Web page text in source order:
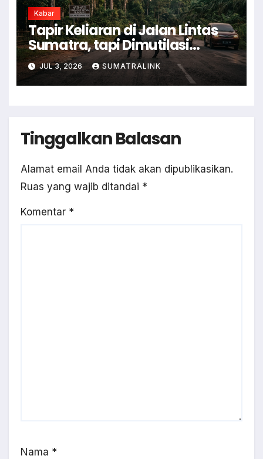
Kabar
Tapir Keliaran di Jalan Lintas
Sumatra, tapi Dimutilasi
Warga
JUL 3, 2026 SUMATRALINK
Tinggalkan Balasan
Alamat email Anda tidak akan dipublikasikan.
Ruas yang wajib ditandai *
Komentar *
Nama *